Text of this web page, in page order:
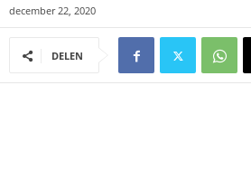
december 22, 2020
DELEN